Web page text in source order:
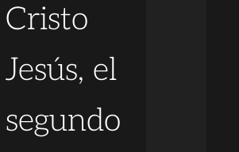
Cristo
Jesús, el
segundo